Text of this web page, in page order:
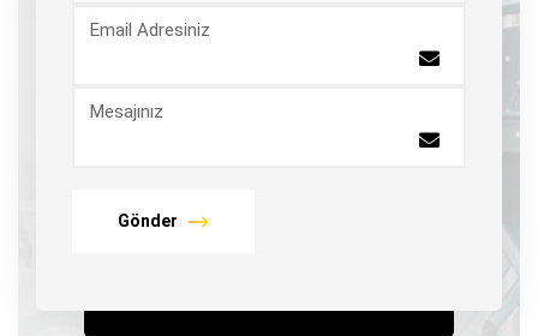
Email Adresiniz
Mesajınız
Gönder